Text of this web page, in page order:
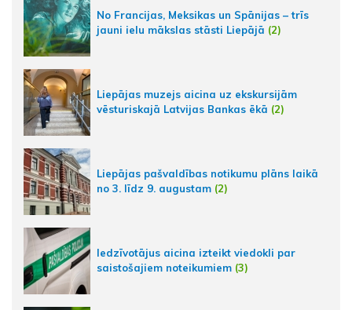
No Francijas, Meksikas un Spānijas – trīs
jauni ielu mākslas stāsti Liepājā (2)
Liepājas muzejs aicina uz ekskursijām
vēsturiskajā Latvijas Bankas ēkā (2)
Liepājas pašvaldības notikumu plāns laikā
no 3. līdz 9. augustam (2)
Iedzīvotājus aicina izteikt viedokli par
saistošajiem noteikumiem (3)